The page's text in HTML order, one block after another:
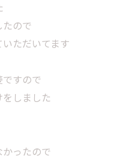
ので
ただいてます
すので
しました
ったので